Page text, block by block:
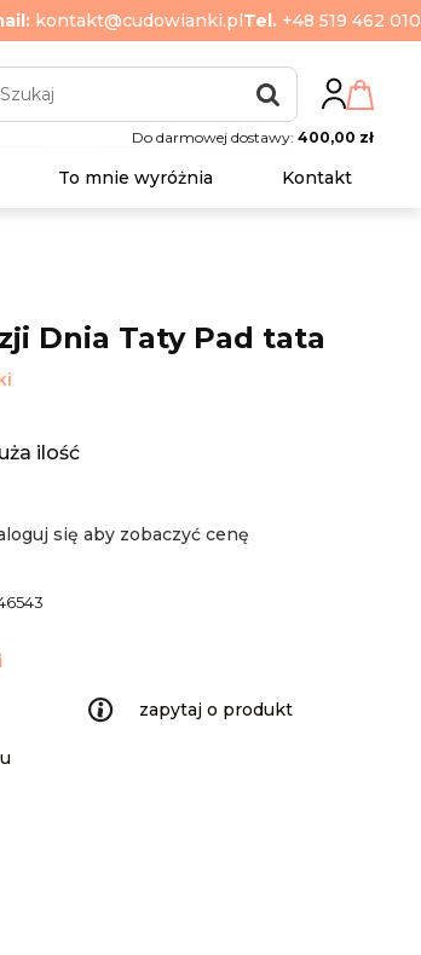
kontakt@cudowianki.plTel. +48 519 462 010
Do darmowej dostawy: 400,00 zł
To mnie wyróżnia Kontakt
Dnia Taty Pad tata
ilość
się aby zobaczyć cenę
zapytaj o produkt